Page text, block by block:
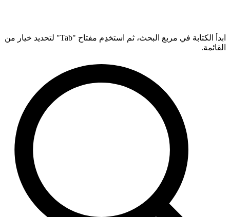
ابدأ الكتابة في مربع البحث، ثم استخدِم مفتاح "Tab" لتحديد خيار من
القائمة.